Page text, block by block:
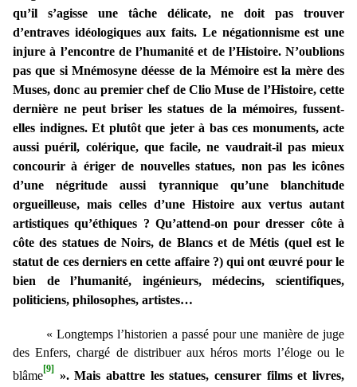
qu’il s’agisse une tâche délicate, ne doit pas trouver
d’entraves idéologiques aux faits. Le négationnisme est une
injure à l’encontre de l’humanité et de l’Histoire. N’oublions
pas que si Mnémosyne déesse de la Mémoire est la mère des
Muses, donc au premier chef de Clio Muse de l’Histoire, cette
dernière ne peut briser les statues de la mémoires, fussent-
elles indignes. Et plutôt que jeter à bas ces monuments, acte
aussi puéril, colérique, que facile, ne vaudrait-il pas mieux
concourir à ériger de nouvelles statues, non pas les icônes
d’une négritude aussi tyrannique qu’une blanchitude
orgueilleuse, mais celles d’une Histoire aux vertus autant
artistiques qu’éthiques ? Qu’attend-on pour dresser côte à
côte des statues de Noirs, de Blancs et de Métis (quel est le
statut de ces derniers en cette affaire ?) qui ont œuvré pour le
bien de l’humanité, ingénieurs, médecins, scientifiques,
politiciens, philosophes, artistes…
« Longtemps l’historien a passé pour une manière de juge
des Enfers, chargé de distribuer aux héros morts l’éloge ou le
blâme[9] ».Mais abattre les statues, censurer films et livres,